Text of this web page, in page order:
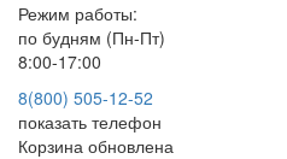
Режим работы:
по будням (Пн-Пт)
8:00-17:00
8(800) 505-12-52
показать телефон
Корзина обновлена